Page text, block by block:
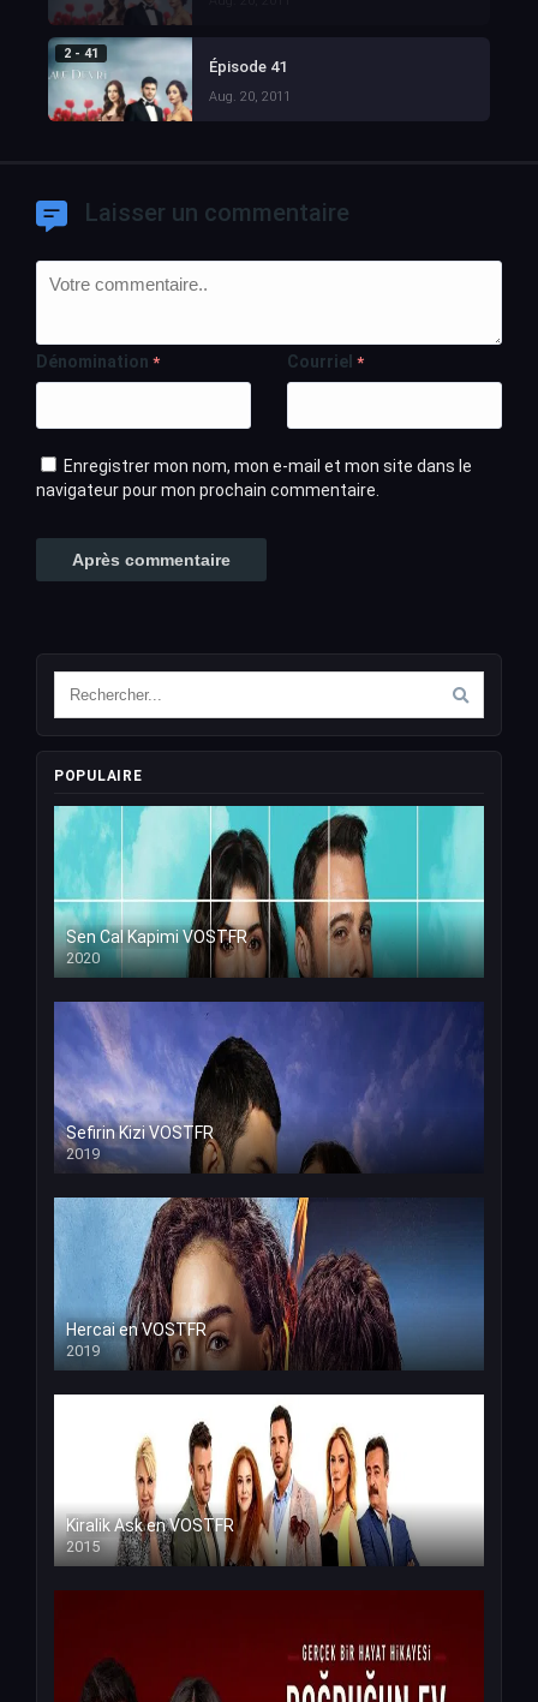
2 - 41
Épisode 41
Aug. 20, 2011
Laisser un commentaire
Dénomination * Courriel *
Enregistrer mon nom, mon e-mail et mon site dans le
navigateur pour mon prochain commentaire.
POPULAIRE
Sen Cal Kapimi VOSTFR
2020
Sefirin Kizi VOSTFR
2019
Hercai en VOSTFR
2019
Kiralik Ask en VOSTFR
2015